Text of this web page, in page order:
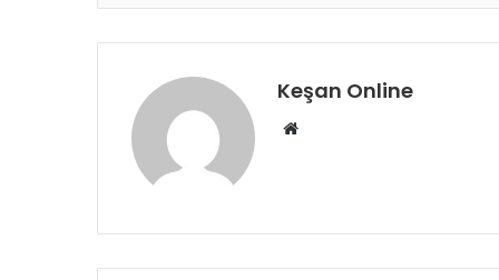
Keşan Online
Web